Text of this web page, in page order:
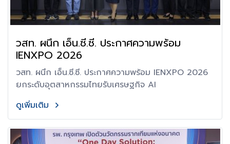
วสท. ผนึก เอ็น.ซี.ซี. ประกาศความพร้อม
IENXPO 2026
วสท. ผนึก เอ็น.ซี.ซี. ประกาศความพร้อม IENXPO 2026
ยกระดับอุตสาหกรรมไทยรับเศรษฐกิจ AI
ดูเพิ่มเติม